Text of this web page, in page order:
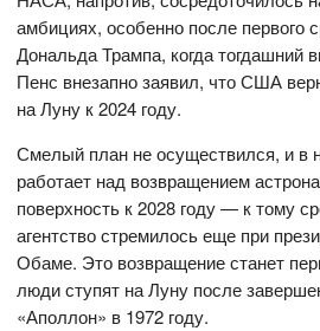
амбициях, особенно после первого
Дональда Трампа, когда тогдашний
Пенс внезапно заявил, что США
на Луну к 2024 году.
Смелый план не осуществился, и
работает над возвращением
поверхность к 2028 году — к тому
агентство стремилось еще при
Обаме. Это возвращение станет
люди ступят на Луну после
«Аполлон» в 1972 году.